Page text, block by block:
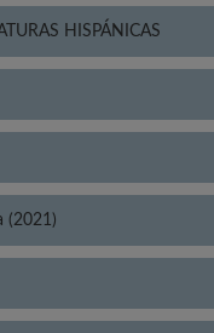
HISPÁNICAS
(2021)